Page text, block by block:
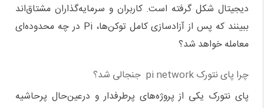
دیجیتال شکل گرفته است. کاربران و سرمایه‌گذاران مشتاق‌اند
ببینند که پس از آزادسازی کامل توکن‌ها، Pi در چه محدوده‌ای
معامله خواهد شد؟
چرا پای نتورک pi network جنجالی شد؟
پای نتورک یکی از پروژه‌های پرطرفدار و درعین‌حال پرحاشیه